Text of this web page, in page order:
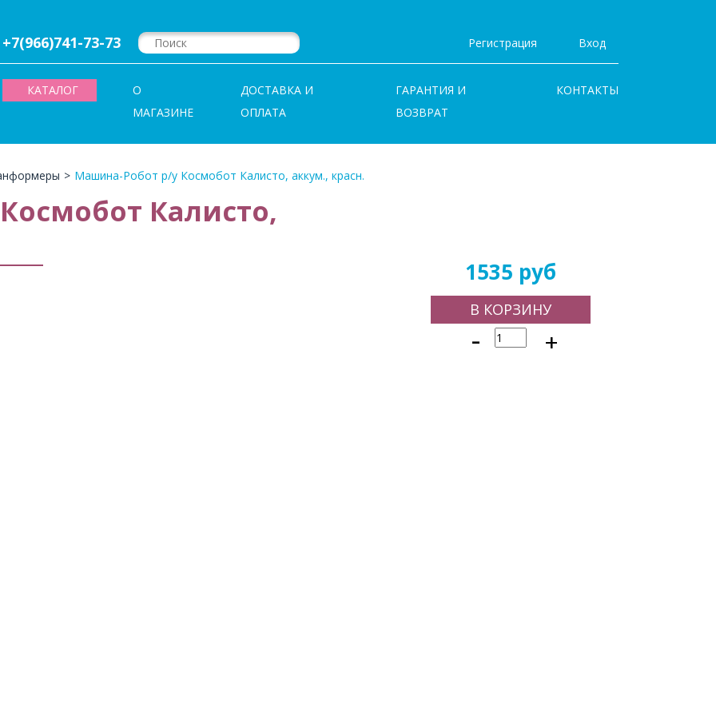
+7(966)741-73-73 Регистрация Вход
КАТАЛОГ
О
МАГАЗИНЕ
ДОСТАВКА И
ОПЛАТА
ГАРАНТИЯ И
ВОЗВРАТ
КОНТАКТЫ
> Машина-Робот р/у Космобот Калисто, аккум., красн.
Калисто,
1535 руб
В КОРЗИНУ
- +